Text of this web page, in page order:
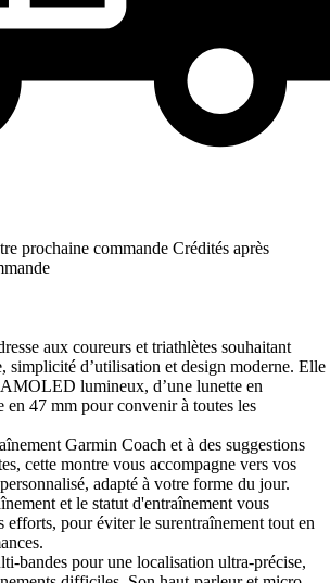
prochaine commande Crédités après
aux coureurs et triathlètes souhaitant
simplicité d’utilisation et design moderne. Elle
AMOLED lumineux, d’une lunette en
en 47 mm pour convenir à toutes les
Garmin Coach et à des suggestions
cette montre vous accompagne vers vos
adapté à votre forme du jour.
et le statut d'entraînement vous
efforts, pour éviter le surentraînement tout en
bandes pour une localisation ultra-précise,